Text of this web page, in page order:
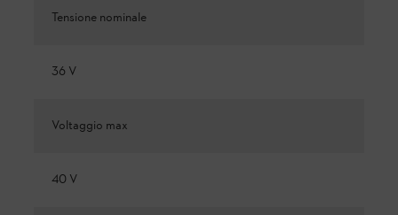
Tensione nominale
36 V
Voltaggio max
40 V